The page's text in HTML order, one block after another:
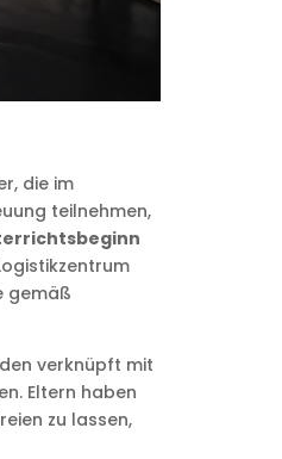
die im
teilnehmen,
gemäß
verknüpft mit
Eltern haben
zu lassen,